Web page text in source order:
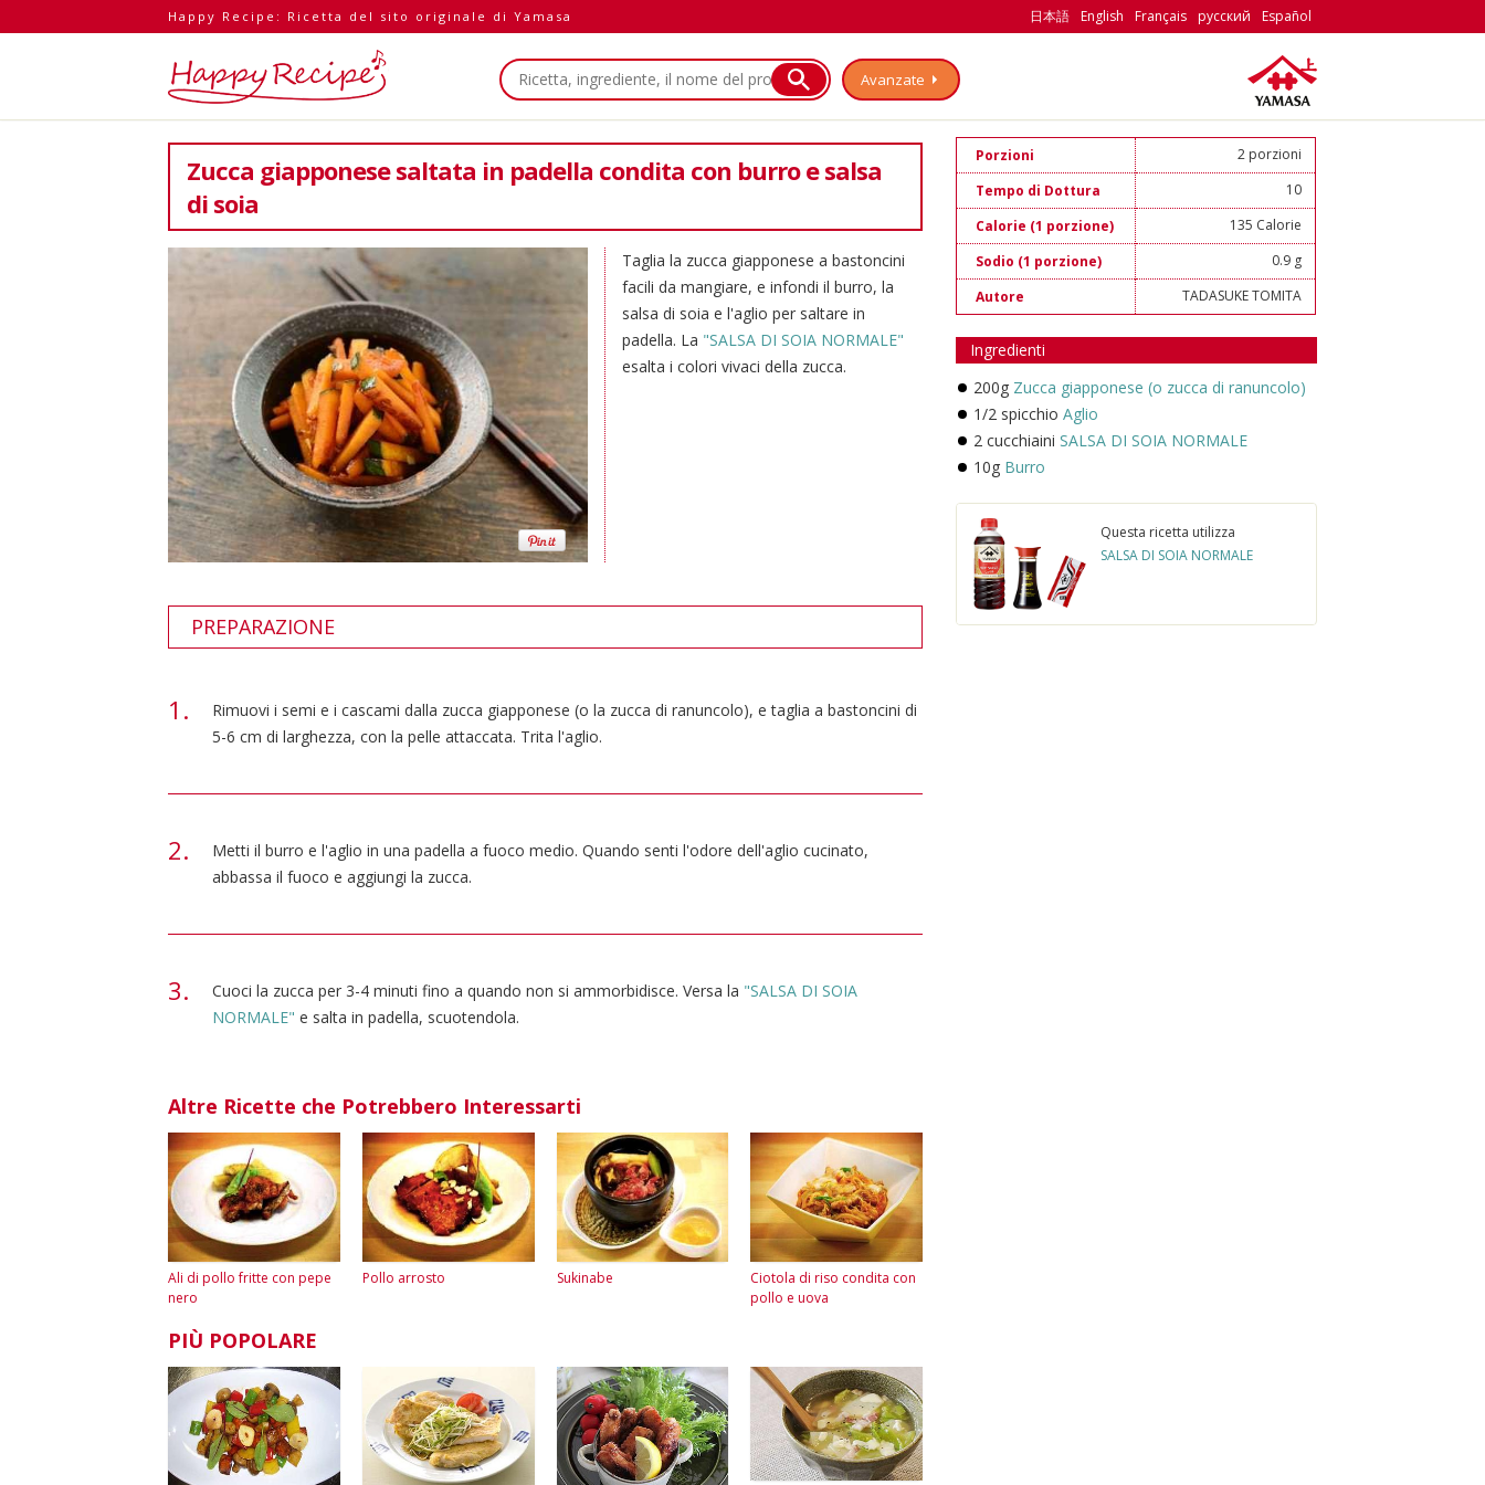
Happy Recipe: Ricetta del sito originale di Yamasa 日本語 English Français русский Español
Avanzate
Zucca giapponese saltata in padella condita con burro e salsa
di soia
Taglia la zucca giapponese a bastoncini
facili da mangiare, e infondi il burro, la
salsa di soia e l'aglio per saltare in
padella. La "SALSA DI SOIA NORMALE"
esalta i colori vivaci della zucca.
PREPARAZIONE
Rimuovi i semi e i cascami dalla zucca giapponese (o la zucca di ranuncolo), e taglia a bastoncini di
5-6 cm di larghezza, con la pelle attaccata. Trita l'aglio.
Metti il burro e l'aglio in una padella a fuoco medio. Quando senti l'odore dell'aglio cucinato,
abbassa il fuoco e aggiungi la zucca.
Cuoci la zucca per 3-4 minuti fino a quando non si ammorbidisce. Versa la "SALSA DI SOIA
NORMALE" e salta in padella, scuotendola.
Altre Ricette che Potrebbero Interessarti
Ali di pollo fritte con pepe
nero
Pollo arrosto Sukinabe
Ciotola di riso condita con
pollo e uova
PIÙ POPOLARE
Porzioni
2 porzioni
Tempo di Dottura
10
Calorie (1 porzione)
135 Calorie
Sodio (1 porzione)
0.9 g
Autore
TADASUKE TOMITA
Ingredienti
200g Zucca giapponese (o zucca di ranuncolo)
1/2 spicchioAglio
2 cucchiainiSALSA DI SOIA NORMALE
10g Burro
Questa ricetta utilizza
SALSA DI SOIA NORMALE